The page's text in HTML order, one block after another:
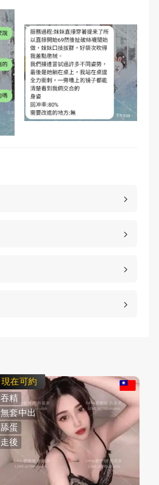
現在可約
吞精
無套中出
舔蛋
走後